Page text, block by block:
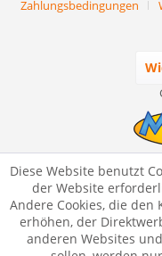
Zahlungsbedingungen
Diese Website benutzt
der Website
Andere Cookies, die
erhöhen, der
anderen Websites